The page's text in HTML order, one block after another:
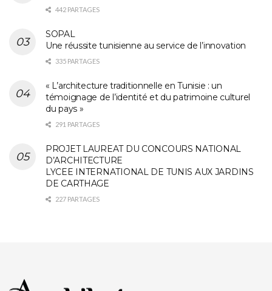
442 PARTAGES
SOPAL
Une réussite tunisienne au service de l’innovation
335 PARTAGES
« L’architecture traditionnelle en Tunisie : un
témoignage de l’identité et du patrimoine culturel
du pays »
291 PARTAGES
PROJET LAUREAT DU CONCOURS NATIONAL
D’ARCHITECTURE
LYCEE INTERNATIONAL DE TUNIS AUX JARDINS
DE CARTHAGE
227 PARTAGES